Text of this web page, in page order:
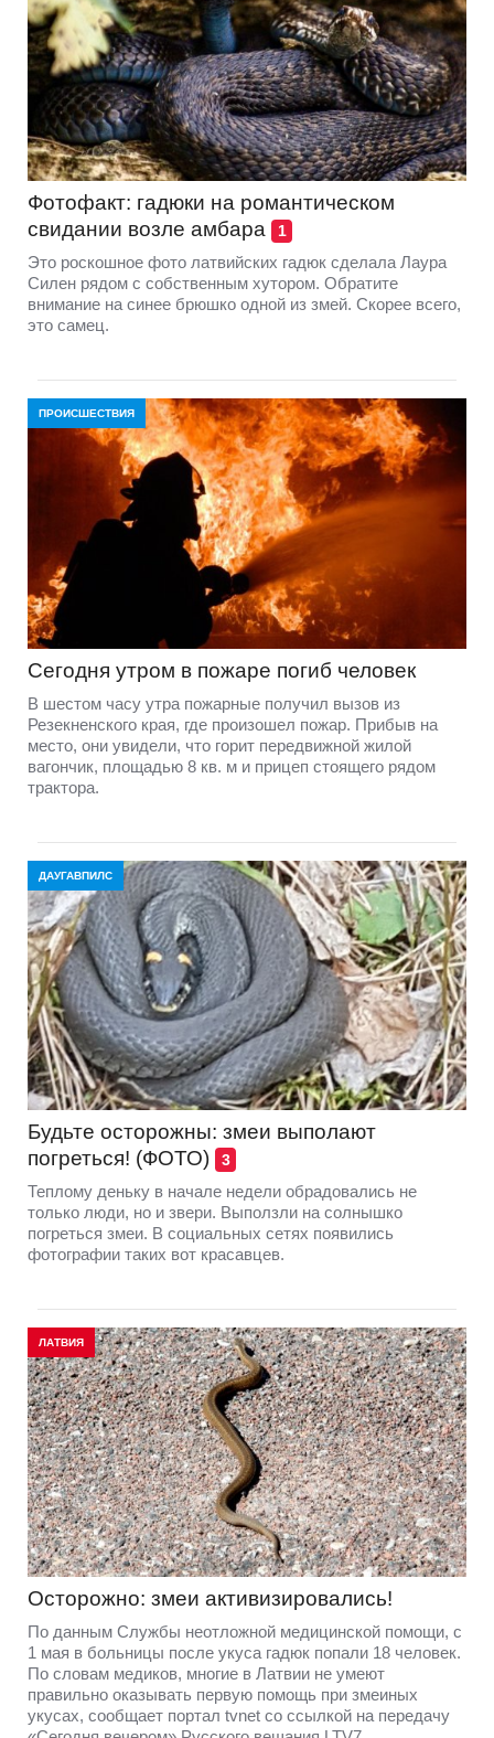
Фотофакт: гадюки на романтическом
свидании возле амбара
1
Это роскошное фото латвийских гадюк сделала Лаура
Силен рядом с собственным хутором. Обратите
внимание на синее брюшко одной из змей. Скорее всего,
это самец.
ПРОИСШЕСТВИЯ
Сегодня утром в пожаре погиб человек
В шестом часу утра пожарные получил вызов из
Резекненского края, где произошел пожар. Прибыв на
место, они увидели, что горит передвижной жилой
вагончик, площадью 8 кв. м и прицеп стоящего рядом
трактора.
ДАУГАВПИЛС
Будьте осторожны: змеи выполают
погреться! (ФОТО)
3
Теплому деньку в начале недели обрадовались не
только люди, но и звери. Выползли на солнышко
погреться змеи. В социальных сетях появились
фотографии таких вот красавцев.
ЛАТВИЯ
Осторожно: змеи активизировались!
По данным Службы неотложной медицинской помощи, с
1 мая в больницы после укуса гадюк попали 18 человек.
По словам медиков, многие в Латвии не умеют
правильно оказывать первую помощь при змеиных
укусах, сообщает портал tvnet со ссылкой на передачу